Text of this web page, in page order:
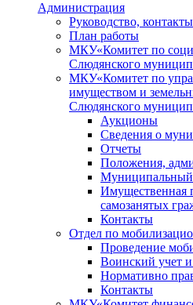
Администрация
Руководство, контакты
План работы
МКУ«Комитет по
Слюдянского
МКУ«Комитет по
имуществом и
Слюдянского
Аукционы
Сведения о
Отчеты
Положения,
Муниципальный
самозанятых
Контакты
Отдел по
Проведение
Воинский учет
Нормативно
Контакты